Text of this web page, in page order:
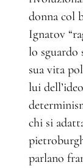
donna col
Ignatov
lo sguardo
sua vita
lui
chi si
parlano